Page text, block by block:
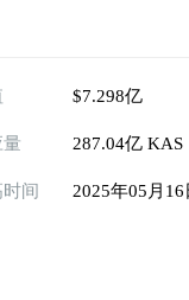
$7.298亿
287.04亿 KAS
间 2025年05月16